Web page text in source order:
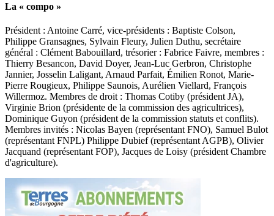
La « compo »
Président : Antoine Carré, vice-présidents : Baptiste Colson,
Philippe Gransagnes, Sylvain Fleury, Julien Duthu, secrétaire
général : Clément Babouillard, trésorier : Fabrice Faivre, membres :
Thierry Besancon, David Doyer, Jean-Luc Gerbron, Christophe
Jannier, Josselin Laligant, Arnaud Parfait, Émilien Ronot, Marie-
Pierre Rougieux, Philippe Saunois, Aurélien Viellard, François
Willermoz. Membres de droit : Thomas Cotiby (président JA),
Virginie Brion (présidente de la commission des agricultrices),
Dominique Guyon (président de la commission statuts et conflits).
Membres invités : Nicolas Bayen (représentant FNO), Samuel Bulot
(représentant FNPL) Philippe Dubief (représentant AGPB), Olivier
Jacquand (représentant FOP), Jacques de Loisy (président Chambre
d'agriculture).